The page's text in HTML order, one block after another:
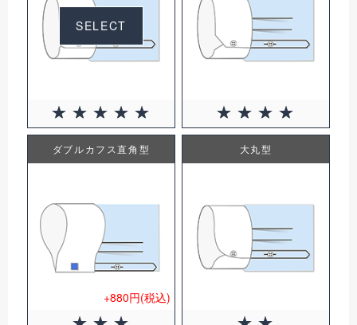
SELECT
ダブルカフス直角型
+880円(税込)
大丸型